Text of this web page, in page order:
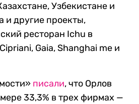
Узбекистане и
и другие проекты,
ресторан Ichu в
Gaia, Shanghai me и
писали, что Орлов
33,3% в трех фирмах —